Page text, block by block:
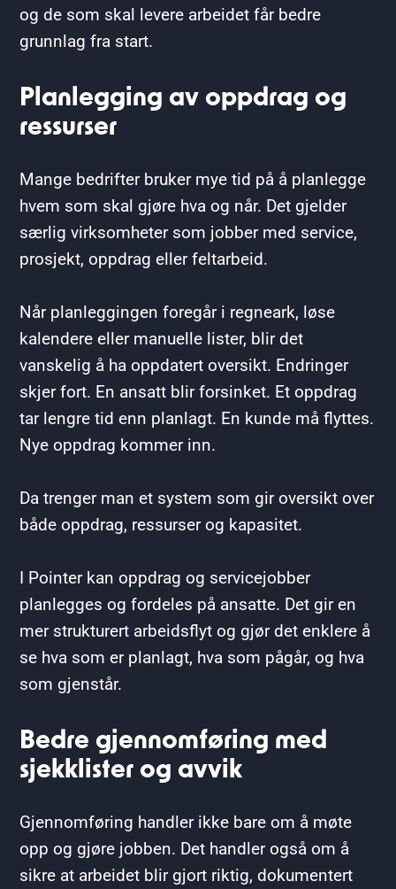
og de som skal levere arbeidet får bedre
grunnlag fra start.
Planlegging av oppdrag og
ressurser
Mange bedrifter bruker mye tid på å planlegge
hvem som skal gjøre hva og når. Det gjelder
særlig virksomheter som jobber med service,
prosjekt, oppdrag eller feltarbeid.
Når planleggingen foregår i regneark, løse
kalendere eller manuelle lister, blir det
vanskelig å ha oppdatert oversikt. Endringer
skjer fort. En ansatt blir forsinket. Et oppdrag
tar lengre tid enn planlagt. En kunde må flyttes.
Nye oppdrag kommer inn.
Da trenger man et system som gir oversikt over
både oppdrag, ressurser og kapasitet.
I Pointer kan oppdrag og servicejobber
planlegges og fordeles på ansatte. Det gir en
mer strukturert arbeidsflyt og gjør det enklere å
se hva som er planlagt, hva som pågår, og hva
som gjenstår.
Bedre gjennomføring med
sjekklister og avvik
Gjennomføring handler ikke bare om å møte
opp og gjøre jobben. Det handler også om å
sikre at arbeidet blir gjort riktig, dokumentert